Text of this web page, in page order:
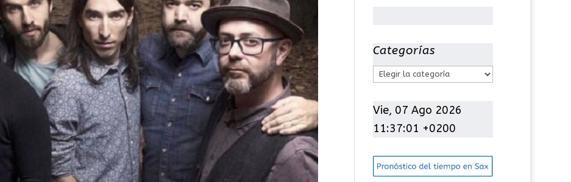
Categorías
C
t
e
o
Vie, 07 Ago 2026
11:37:02 +0200